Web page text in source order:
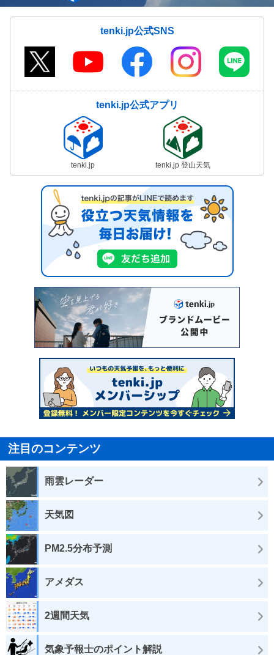
tenki.jp公式SNS
tenki.jp公式アプリ
tenki.jp tenki.jp 登山天気
注目のコンテンツ
雨雲レーダー
天気図
PM2.5分布予測
アメダス
2週間天気
気象予報士のポイント解説